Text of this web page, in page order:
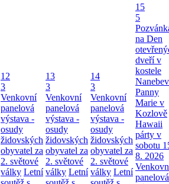
12
3
Venkovní
panelová
výstava -
osudy
židovských
obyvatel za
2. světové
války Letní
13
3
Venkovní
panelová
výstava -
osudy
židovských
obyvatel za
2. světové
války Letní
14
3
Venkovní
panelová
výstava -
osudy
židovských
obyvatel za
2. světové
války Letní
15
5
na Den
dveří v
kostele
Panny
Marie v
Kozlově
Hawaii
párty v
sobotu
8. 2026
panelová